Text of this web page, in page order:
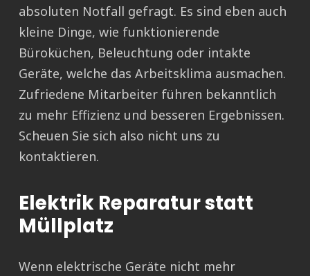
absoluten Notfall gefragt. Es sind eben auch
kleine Dinge, wie funktionierende
Büroküchen, Beleuchtung oder intakte
Geräte, welche das Arbeitsklima ausmachen.
Zufriedene Mitarbeiter führen bekanntlich
zu mehr Effizienz und besseren Ergebnissen.
Scheuen Sie sich also nicht uns zu
kontaktieren.
Elektrik Reparatur statt
Müllplatz
Wenn elektrische Geräte nicht mehr